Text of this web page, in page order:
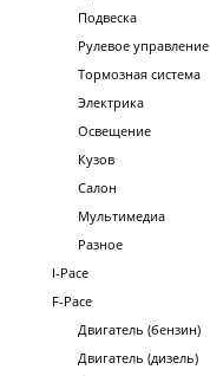
Подвеска
Рулевое управление
Тормозная система
Электрика
Освещение
Кузов
Салон
Мультимедиа
Разное
I-Pace
F-Pace
Двигатель (бензин)
Двигатель (дизель)